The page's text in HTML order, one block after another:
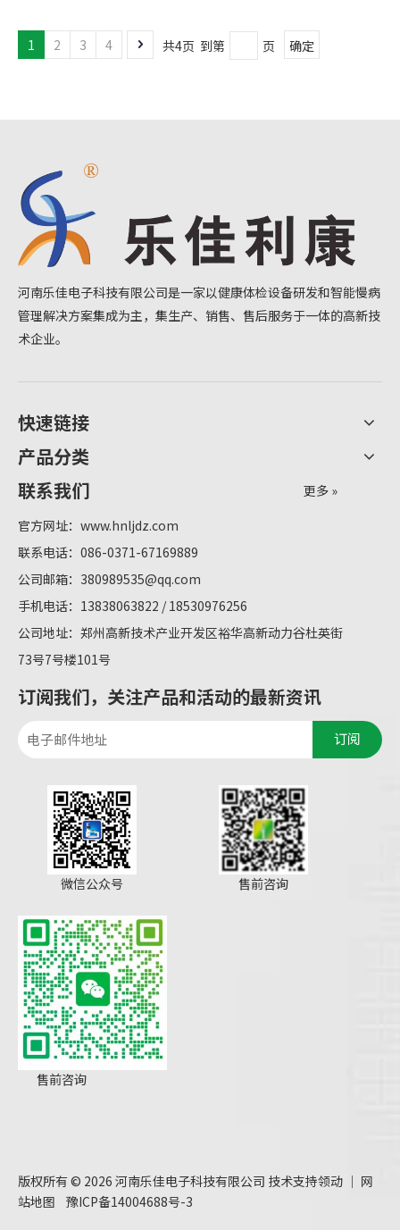
检测，分类管理的一种健康检查模式，该项目可以实现高血
压、糖尿病、通风、贫血、心血管疾病、肺功能疾病等疾病
1 2 3 4 共4页 到第 页 确定
河南乐佳电子科技有限公司是一家以健康体检设备研发和智能慢病
管理解决方案集成为主，集生产、销售、售后服务于一体的高新技
术企业。
快速链接
产品分类
联系我们
更多 »
官方网址： www.hnljdz.com
联系电话：086-0371-67169889
公司邮箱： 380989535@qq.com
手机电话：13838063822 / 18530976256
公司地址：郑州高新技术产业开发区裕华高新动力谷杜英街
73号7号楼101号
订阅我们，关注产品和活动的最新资讯
订阅
微信公众号 售前咨询
售前咨询
版权所有 © 2026 河南乐佳电子科技有限公司 技术支持领动 ｜ 网
站地图
豫ICP备14004688号-3